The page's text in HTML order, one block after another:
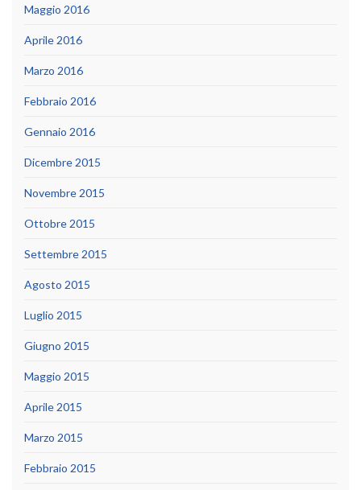
Maggio 2016
Aprile 2016
Marzo 2016
Febbraio 2016
Gennaio 2016
Dicembre 2015
Novembre 2015
Ottobre 2015
Settembre 2015
Agosto 2015
Luglio 2015
Giugno 2015
Maggio 2015
Aprile 2015
Marzo 2015
Febbraio 2015